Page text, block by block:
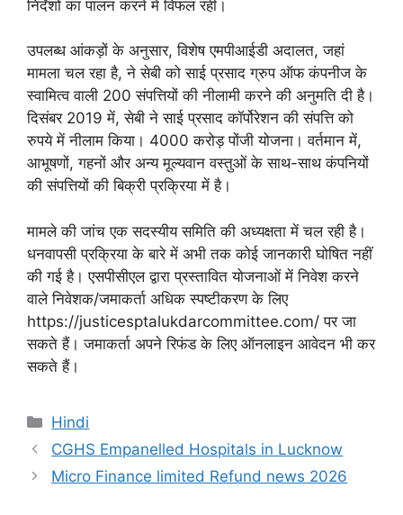
निर्देशों का पालन करने में विफल रही।
उपलब्ध आंकड़ों के अनुसार, विशेष एमपीआईडी ​​अदालत, जहां
मामला चल रहा है, ने सेबी को साई प्रसाद ग्रुप ऑफ कंपनीज के
स्वामित्व वाली 200 संपत्तियों की नीलामी करने की अनुमति दी है।
दिसंबर 2019 में, सेबी ने साई प्रसाद कॉर्पोरेशन की संपत्ति को
रुपये में नीलाम किया। 4000 करोड़ पोंजी योजना। वर्तमान में,
आभूषणों, गहनों और अन्य मूल्यवान वस्तुओं के साथ-साथ कंपनियों
की संपत्तियों की बिक्री प्रक्रिया में है।
मामले की जांच एक सदस्यीय समिति की अध्यक्षता में चल रही है।
धनवापसी प्रक्रिया के बारे में अभी तक कोई जानकारी घोषित नहीं
की गई है। एसपीसीएल द्वारा प्रस्तावित योजनाओं में निवेश करने
वाले निवेशक/जमाकर्ता अधिक स्पष्टीकरण के लिए
https://justicesptalukdarcommittee.com/ पर जा
सकते हैं। जमाकर्ता अपने रिफंड के लिए ऑनलाइन आवेदन भी कर
सकते हैं।
Categories
Hindi
CGHS Empanelled Hospitals in Lucknow
Micro Finance limited Refund news 2026